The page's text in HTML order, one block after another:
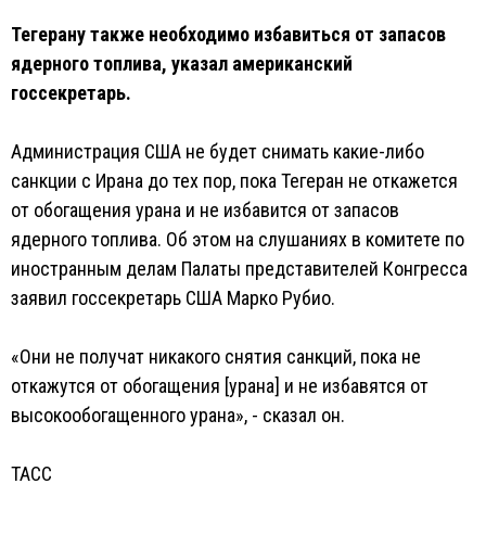
Тегерану также необходимо избавиться от запасов
ядерного топлива, указал американский
госсекретарь.
Администрация США не будет снимать какие-либо
санкции с Ирана до тех пор, пока Тегеран не откажется
от обогащения урана и не избавится от запасов
ядерного топлива. Об этом на слушаниях в комитете по
иностранным делам Палаты представителей Конгресса
заявил госсекретарь США Марко Рубио.
«Они не получат никакого снятия санкций, пока не
откажутся от обогащения [урана] и не избавятся от
высокообогащенного урана», - сказал он.
ТАСС